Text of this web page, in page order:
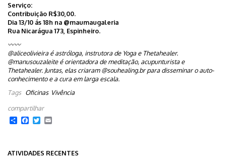
Serviço:
Contribuição R$30,00.
Dia 13/10 ás 18h na @maumaugaleria
Rua Nicarágua 173, Espinheiro.
〰〰
@aliceolivieira é astróloga, instrutora de Yoga e Thetahealer.
@manusouzaleite é orientadora de meditação, acupunturista e
Thetahealer. Juntas, elas criaram @souhealing.br para disseminar o auto-
conhecimento e a cura em larga escala.
Tags Oficinas Vivência
ShareFacebook
Twitter
ATIVIDADES RECENTES